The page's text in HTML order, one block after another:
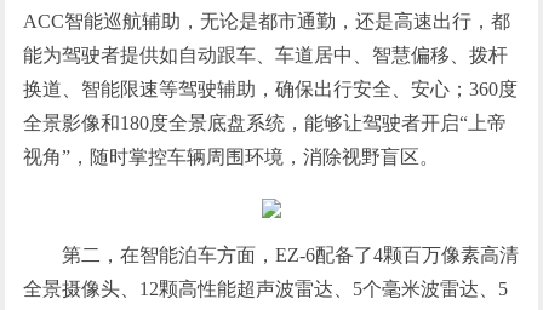
ACC智能巡航辅助，无论是都市通勤，还是高速出行，都
能为驾驶者提供如自动跟车、车道居中、智慧偏移、拨杆
换道、智能限速等驾驶辅助，确保出行安全、安心；360度
全景影像和180度全景底盘系统，能够让驾驶者开启“上帝
视角”，随时掌控车辆周围环境，消除视野盲区。
第二，在智能泊车方面，EZ-6配备了4颗百万像素高清
全景摄像头、12颗高性能超声波雷达、5个毫米波雷达、5